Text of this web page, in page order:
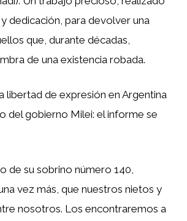
dedicación, para devolver una
que, durante décadas,
de una existencia robada.
libertad de expresión en Argentina
del gobierno Milei: el informe se
de su sobrino número 140,
vez más, que nuestros nietos y
nosotros. Los encontraremos a